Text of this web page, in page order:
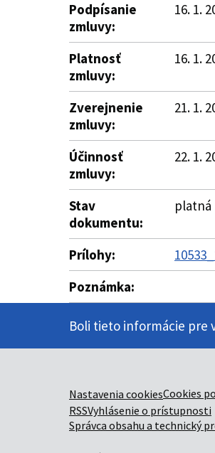
Podpísanie
zmluvy:
16. 1.
Platnosť
zmluvy:
16. 1.
Zverejnenie
zmluvy:
21. 1.
Účinnosť
zmluvy:
22. 1.
Stav
dokumentu:
platná
Prílohy:
Poznámka:
Boli tieto informácie pre
Nastavenia cookiesCookies
RSSVyhlásenie o prístupnosti
Správca obsahu a technický